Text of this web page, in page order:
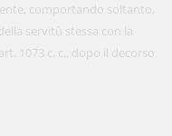
comportando soltanto,
servitù stessa con la
1073 c. c., dopo il decorso